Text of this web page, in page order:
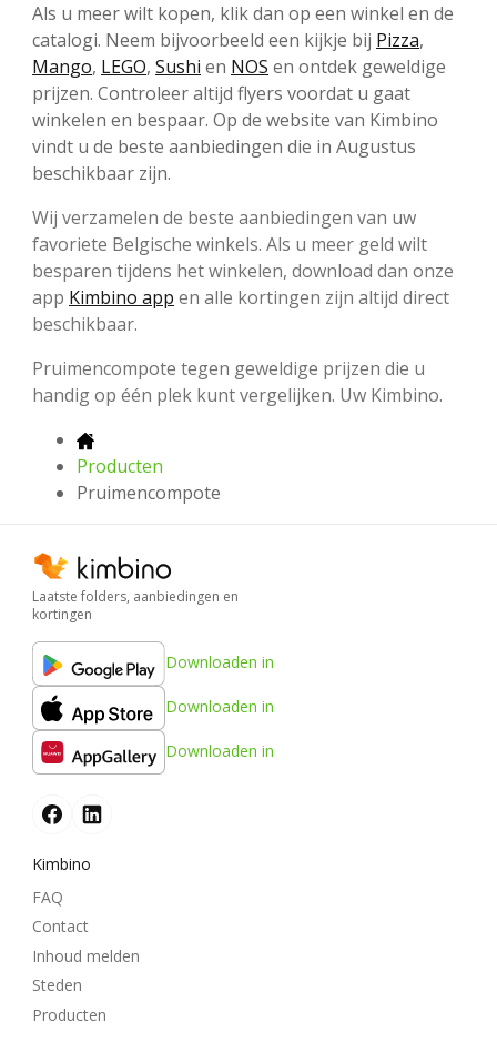
Als u meer wilt kopen, klik dan op een winkel en de
catalogi. Neem bijvoorbeeld een kijkje bij Pizza,
Mango, LEGO, Sushi en NOS en ontdek geweldige
prijzen. Controleer altijd flyers voordat u gaat
winkelen en bespaar. Op de website van Kimbino
vindt u de beste aanbiedingen die in Augustus
beschikbaar zijn.
Wij verzamelen de beste aanbiedingen van uw
favoriete Belgische winkels. Als u meer geld wilt
besparen tijdens het winkelen, download dan onze
app Kimbino app en alle kortingen zijn altijd direct
beschikbaar.
Pruimencompote tegen geweldige prijzen die u
handig op één plek kunt vergelijken. Uw Kimbino.
Producten
Pruimencompote
Laatste folders, aanbiedingen en
kortingen
Downloaden in
Downloaden in
Downloaden in
Kimbino
FAQ
Contact
Inhoud melden
Steden
Producten